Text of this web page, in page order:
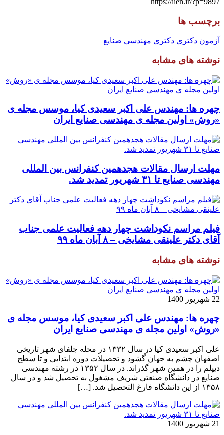
برچسب ها
آزمون دکتری دکتری مهندسی صنایع
نوشته های مشابه
چهره ها: مهندس علی اکبر سعیدی کیا، موسس مجله ی
«روش» اولین مجله ی مهندسی صنایع ایران
مهلت ارسال مقالات هجدهمین کنفرانس بین المللی
مهندسی صنایع تا ۳۱ شهریور تمدید شد.
فیلم مراسم نکوداشت چهار دهه فعالیت علمی جناب
آقای دکتر علینقی مشایخی – ۸ آبان ماه ۹۹
نوشته های مشابه
22 شهریور 1400
چهره ها: مهندس علی اکبر سعیدی کیا، موسس مجله ی
«روش» اولین مجله ی مهندسی صنایع ایران
علی اکبر سعیدی کیا در سال ۱۳۳۲ در محله جلفای شهر تاریخی
اصفهان چشم به جهان گشود و تحصیلات دوره ابتدایی و تا سطح
دیپلم را در همین شهر گذراند. در سال ۱۳۵۲ در رشته مهندسی
صنایع در دانشگاه صنعتی شریف مشغول به تحصیل شد و در سال
۱۳۵۸ از این دانشگاه فارغ التحصیل شد. […]
21 شهریور 1400